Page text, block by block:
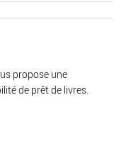
propose une
de prêt de livres.